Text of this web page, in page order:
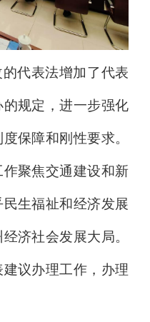
的代表法增加了代表
规定 ，进一步强化
保障和刚性要求。
聚焦交通建设和新
生福祉和经济发展
济社会发展大局。
议办理工作，办理